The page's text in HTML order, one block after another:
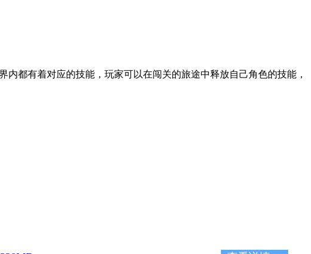
都有着对应的技能，玩家可以在闯关的旅途中释放自己角色的技能，